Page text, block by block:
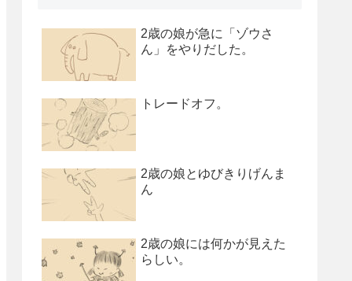
2歳の娘が急に「ゾウさ
ん」をやりだした。
トレードオフ。
2歳の娘とゆびきりげんま
ん
2歳の娘には何かが見えた
らしい。